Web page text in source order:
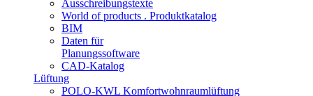
Ausschreibungstexte
World of products . Produktkatalog
BIM
Daten für
Planungssoftware
CAD-Katalog
Lüftung
POLO-KWL Komfortwohnraumlüftung